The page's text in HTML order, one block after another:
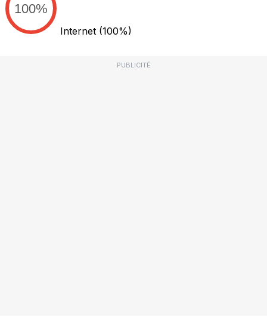
100%
Internet (100%)
PUBLICITÉ